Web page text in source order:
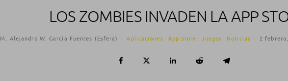
LOS ZOMBIES INVADEN LA APP
M. Alejandro W. García Fuentes (Esfera) · Aplicaciones App Store Juegos Noticias · 2